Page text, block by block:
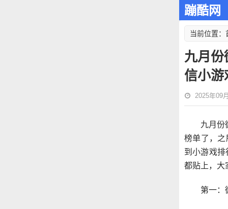
蹦酷网
当前位置：
九月份
信小游
2025年09
九月份
榜单了，
到小游戏
都贴上，大
第一：